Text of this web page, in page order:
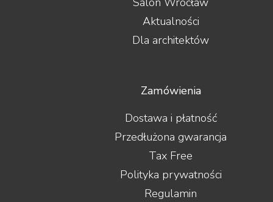
Aktualności
Dla architektów
Zamówienia
Dostawa i płatność
Przedłużona gwarancja
Tax Free
Polityka prywatności
Regulamin